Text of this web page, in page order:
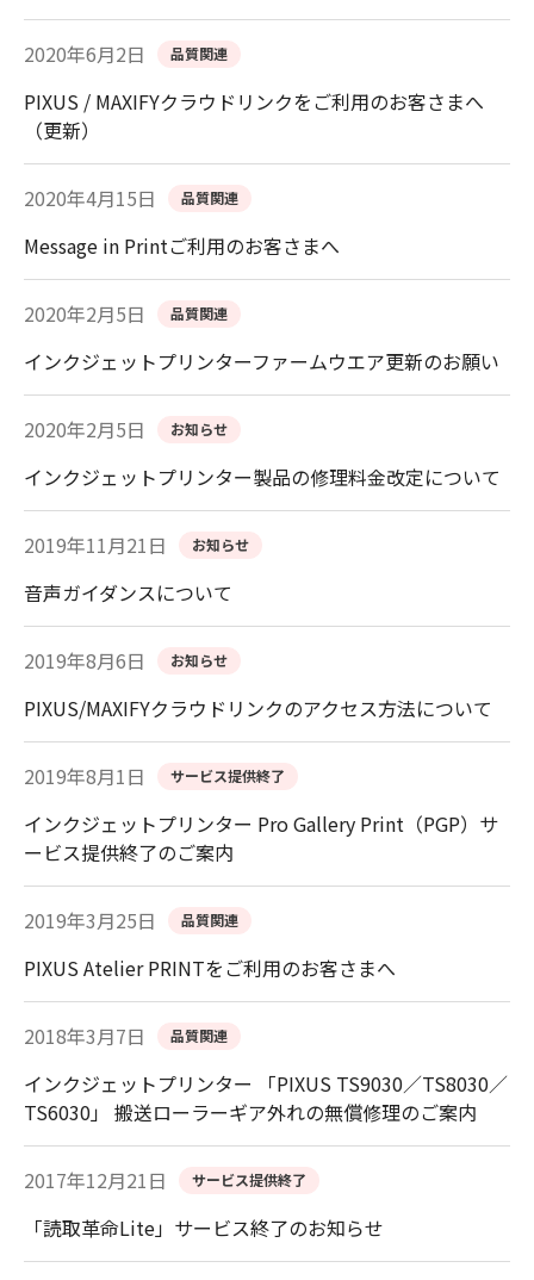
2020年6月2日 品質関連
PIXUS / MAXIFYクラウドリンクをご利用のお客さまへ
（更新）
2020年4月15日 品質関連
Message in Printご利用のお客さまへ
2020年2月5日 品質関連
インクジェットプリンターファームウエア更新のお願い
2020年2月5日 お知らせ
インクジェットプリンター製品の修理料金改定について
2019年11月21日 お知らせ
音声ガイダンスについて
2019年8月6日 お知らせ
PIXUS/MAXIFYクラウドリンクのアクセス方法について
2019年8月1日 サービス提供終了
インクジェットプリンター Pro Gallery Print（PGP）サ
ービス提供終了のご案内
2019年3月25日 品質関連
PIXUS Atelier PRINTをご利用のお客さまへ
2018年3月7日 品質関連
インクジェットプリンター 「PIXUS TS9030／TS8030／
TS6030」 搬送ローラーギア外れの無償修理のご案内
2017年12月21日 サービス提供終了
「読取革命Lite」サービス終了のお知らせ